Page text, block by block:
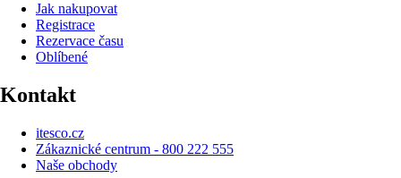
Jak nakupovat
Registrace
Rezervace času
Oblíbené
Kontakt
itesco.cz
Zákaznické centrum - 800 222 555
Naše obchody